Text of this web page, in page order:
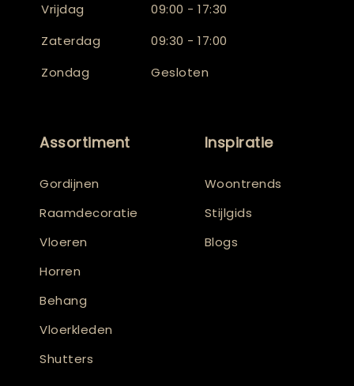
Vrijdag
09:00 - 17:30
Zaterdag
09:30 - 17:00
Zondag
Gesloten
Assortiment
Gordijnen
Raamdecoratie
Vloeren
Horren
Behang
Vloerkleden
Shutters
Inspiratie
Woontrends
Stijlgids
Blogs